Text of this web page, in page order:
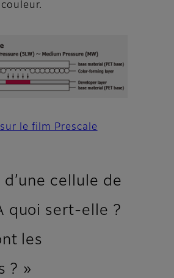
le film Prescale
cellule de
quoi sert-elle ?
les
? »